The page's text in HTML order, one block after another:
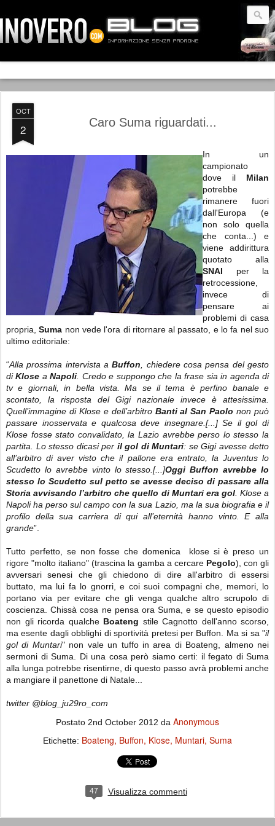
OCT
2 Caro Suma riguardati...
In un
campionato
dove il Milan
potrebbe
rimanere fuori
dall'Europa (e
non solo quella
che conta...) e
viene addirittura
quotato alla
SNAI per la
retrocessione,
invece di
pensare ai
problemi di casa
propria,Suma non vede l'ora di ritornare al passato, e lo fa nel suo
ultimo editoriale:
“Alla prossima intervista aBuffon , chiedere cosa pensa del gesto
diKlose aNapoli . Credo e suppongo che la frase sia in agenda di
tv e giornali, in bella vista. Ma se il tema è perfino banale e
scontato, la risposta del Gigi nazionale invece è attesissima.
Quell’immagine di Klose e dell’arbitro Banti al San Paolo non può
passare inosservata e qualcosa deve insegnare.[...] Se il gol di
Klose fosse stato convalidato, la Lazio avrebbe perso lo stesso la
partita. Lo stesso dicasi per il gol di Muntari: se Gigi avesse detto
all’arbitro di aver visto che il pallone era entrato, la Juventus lo
Scudetto lo avrebbe vinto lo stesso.[...]Oggi Buffon avrebbe lo
stesso lo Scudetto sul petto se avesse deciso di passare alla
Storia avvisando l’arbitro che quello di Muntari era gol. Klose a
Napoli ha perso sul campo con la sua Lazio, ma la sua biografia e il
profilo della sua carriera di qui all’eternità hanno vinto. E alla
grande”.
Tutto perfetto, se non fosse che domenica klose si è preso un
rigore "molto italiano" (trascina la gamba a cercare Pegolo), con gli
avversari senesi che gli chiedono di dire all'arbitro di essersi
buttato, ma lui fa lo gnorri, e coi suoi compagni che, memori, lo
portano via per evitare che gli venga qualche altro scrupolo di
coscienza. Chissà cosa ne pensa ora Suma, e se questo episodio
non gli ricorda qualche Boateng stile Cagnotto dell'anno scorso,
ma esente dagli obblighi di sportività pretesi per Buffon. Ma si sa "il
gol di Muntari" non vale un tuffo in area di Boateng, almeno nei
sermoni di Suma. Di una cosa però siamo certi: il fegato di Suma
alla lunga potrebbe risentirne, di questo passo avrà problemi anche
a mangiare il panettone di Natale...
twitter @blog_ju29ro_com
Postato 2nd October 2012 da Anonymous
Etichette: Boateng Buffon Klose Muntari Suma
47 Visualizza commenti